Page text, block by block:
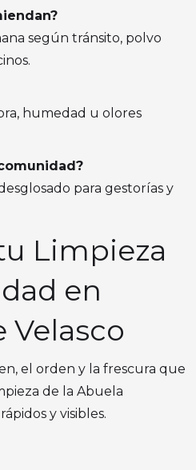
según tránsito, polvo
humedad u olores
para gestorías y
Limpieza
en
Velasco
el orden y la frescura que
de la Abuela
y visibles.